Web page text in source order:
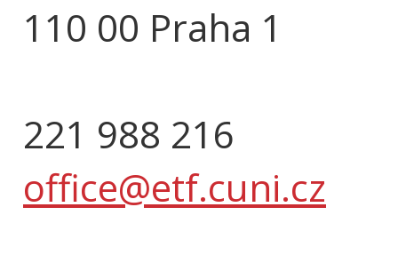
110 00 Praha 1
221 988 216
office@etf.cuni.cz